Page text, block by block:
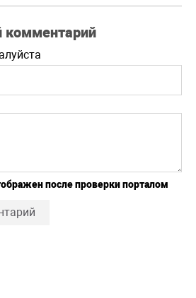
комментарий
после проверки порталом